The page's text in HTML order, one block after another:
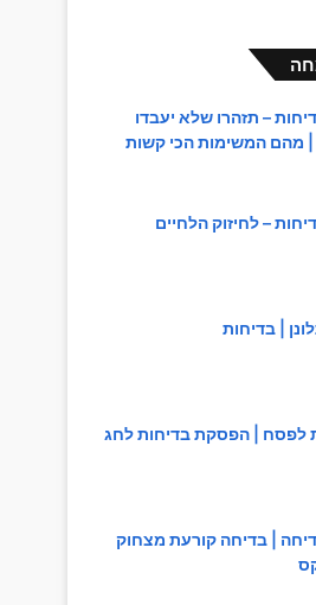
– תזהרו שלא יעבדו
| מהם המשימות הכי קשות
– לחיזוק הלחיים
| בדיחות
לפסח | הפסקת בדיחות לחג
| בדיחה קורעת מצחוק